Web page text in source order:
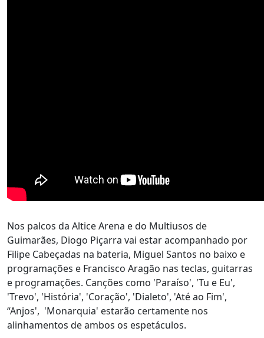
Nos palcos da Altice Arena e do Multiusos de
Guimarães, Diogo Piçarra vai estar acompanhado por
Filipe Cabeçadas na bateria, Miguel Santos no baixo e
programações e Francisco Aragão nas teclas, guitarras
e programações. Canções como 'Paraíso', 'Tu e Eu',
'Trevo', 'História', 'Coração', 'Dialeto', 'Até ao Fim',
“Anjos', 'Monarquia' estarão certamente nos
alinhamentos de ambos os espetáculos.